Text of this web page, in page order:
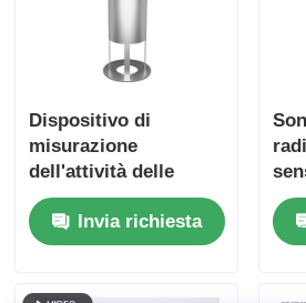
Dispositivo di
misurazione
dell'attività delle
acque reflue
sommergibili del
bacino di
medicina nucleare
Invia richiesta
X